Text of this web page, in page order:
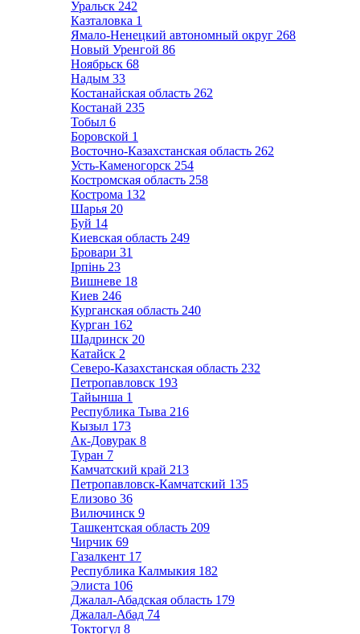
Уральск 242
Казталовка 1
Ямало-Ненецкий автономный округ 268
Новый Уренгой 86
Ноябрьск 68
Надым 33
Костанайская область 262
Костанай 235
Тобыл 6
Боровской 1
Восточно-Казахстанская область 262
Усть-Каменогорск 254
Костромская область 258
Кострома 132
Шарья 20
Буй 14
Киевская область 249
Бровари 31
Ірпінь 23
Вишневе 18
Киев 246
Курганская область 240
Курган 162
Шадринск 20
Катайск 2
Северо-Казахстанская область 232
Петропавловск 193
Тайынша 1
Республика Тыва 216
Кызыл 173
Ак-Довурак 8
Туран 7
Камчатский край 213
Петропавловск-Камчатский 135
Елизово 36
Вилючинск 9
Ташкентская область 209
Чирчик 69
Газалкент 17
Республика Калмыкия 182
Элиста 106
Джалал-Абадская область 179
Джалал-Абад 74
Токтогул 8